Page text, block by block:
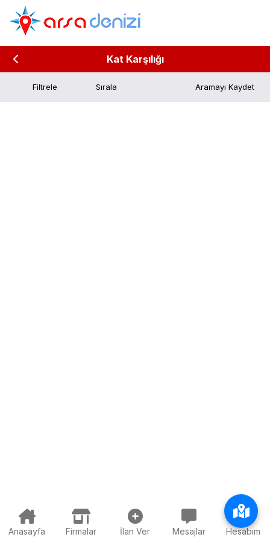
Kat Karşılığı
Filtrele Aramayı Kaydet
Anasayfa Firmalar İlan Ver Mesajlar Hesabım